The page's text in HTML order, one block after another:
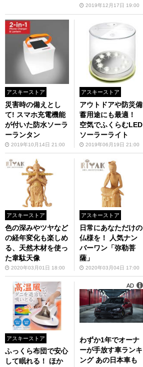
2019年12月17日 19:00
アスキーストア
災害時の備えとし
て! スマホ充電機能
が付いた防水ソーラ
ーランタン
2019年10月14日 21:00
アスキーストア
アウトドアや防災備
蓄用途にも最適！
空気でふくらむLED
ソーラーライト
2019年06月19日 21:00
アスキーストア
色の深みやツヤなど
の経年変化も楽しめ
る、天然木材を使っ
た韋駄天像
2020年03月01日 18:00
アスキーストア
日常にあなただけの
仏様を！ 人気ナン
バーワン「弥勒菩
薩」
2020年03月04日 17:00
アスキーストア
ふっくら布団で安心
して眠れる！ ほか
わずか1年でオーナ
ーが手放す車ランキ
ング あの日本車も
AD